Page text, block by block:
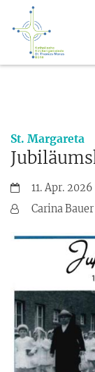
St. Margareta
Datum:11. Apr. 2026
Von:Carina Bauer